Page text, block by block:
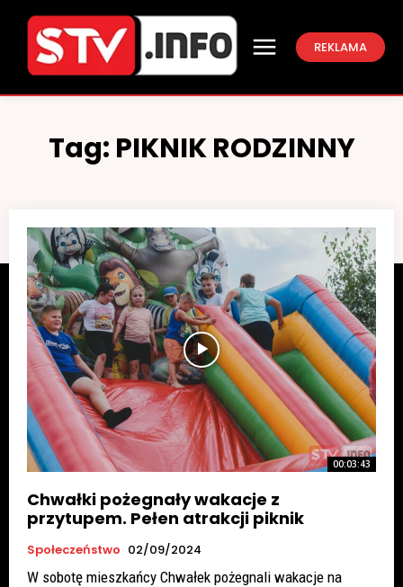
REKLAMA
Tag: PIKNIK RODZINNY
00:03:43
Chwałki pożegnały wakacje z
przytupem. Pełen atrakcji piknik
Społeczeństwo 02/09/2024
W sobotę mieszkańcy Chwałek pożegnali wakacje na